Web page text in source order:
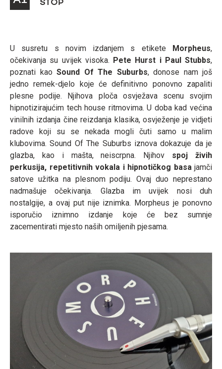
STOP
U susretu s novim izdanjem s etikete Morpheus,
očekivanja su uvijek visoka. Pete Hurst i Paul Stubbs,
poznati kao Sound Of The Suburbs, donose nam još
jedno remek-djelo koje će definitivno ponovno zapaliti
plesne podije. Njihova ploča osvježava scenu svojim
hipnotizirajućim tech house ritmovima. U doba kad većina
vinilnih izdanja čine reizdanja klasika, osvježenje je vidjeti
radove koji su se nekada mogli čuti samo u malim
klubovima. Sound Of The Suburbs iznova dokazuje da je
glazba, kao i mašta, neiscrpna. Njihov spoj živih
perkusija, repetitivnih vokala i hipnotičkog basajamči
satove užitka na plesnom podiju. Ovaj duo neprestano
nadmašuje očekivanja. Glazba im uvijek nosi duh
nostalgije, a ovaj put nije iznimka. Morpheus je ponovno
isporučio iznimno izdanje koje će bez sumnje
zacementirati mjesto naših omiljenih pjesama.